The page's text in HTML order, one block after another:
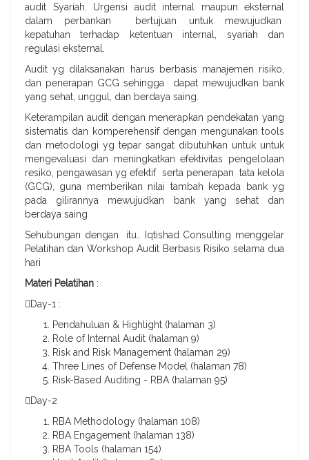
audit Syariah. Urgensi audit internal maupun eksternal
dalam perbankan bertujuan untuk mewujudkan
kepatuhan terhadap ketentuan internal, syariah dan
regulasi eksternal.
Audit yg dilaksanakan harus berbasis manajemen risiko,
dan penerapan GCG sehingga dapat mewujudkan bank
yang sehat, unggul, dan berdaya saing.
Keterampilan audit dengan menerapkan pendekatan yang
sistematis dan komperehensif dengan mengunakan tools
dan metodologi yg tepar sangat dibutuhkan untuk untuk
mengevaluasi dan meningkatkan efektivitas pengelolaan
resiko, pengawasan yg efektif serta penerapan tata kelola
(GCG), guna memberikan nilai tambah kepada bank yg
pada gilirannya mewujudkan bank yang sehat dan
berdaya saing
Sehubungan dengan itu.. Iqtishad Consulting menggelar
Pelatihan dan Workshop Audit Berbasis Risiko selama dua
hari
Materi Pelatihan :
Day-1 :
Pendahuluan & Highlight (halaman 3)
Role of Internal Audit (halaman 9)
Risk and Risk Management (halaman 29)
Three Lines of Defense Model (halaman 78)
Risk-Based Auditing - RBA (halaman 95)
Day-2
RBA Methodology (halaman 108)
RBA Engagement (halaman 138)
RBA Tools (halaman 154)